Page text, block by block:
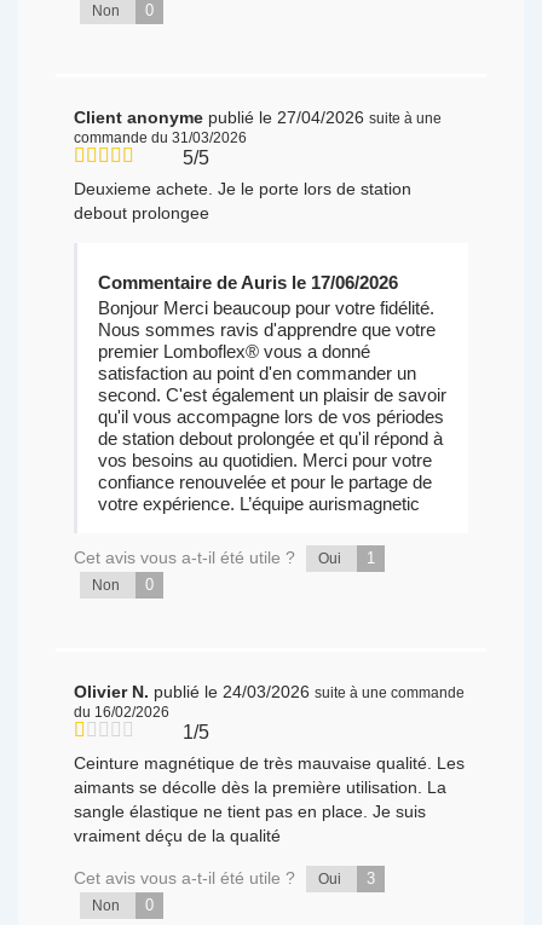
Non 0
Client anonyme publié le 27/04/2026 suite à une
commande du 31/03/2026
5/5
Deuxieme achete. Je le porte lors de station
debout prolongee
Commentaire de Auris le 17/06/2026
Bonjour Merci beaucoup pour votre fidélité.
Nous sommes ravis d'apprendre que votre
premier Lomboflex® vous a donné
satisfaction au point d'en commander un
second. C'est également un plaisir de savoir
qu'il vous accompagne lors de vos périodes
de station debout prolongée et qu'il répond à
vos besoins au quotidien. Merci pour votre
confiance renouvelée et pour le partage de
votre expérience. L’équipe aurismagnetic
Cet avis vous a-t-il été utile ? Oui 1
Non 0
Olivier N. publié le 24/03/2026 suite à une commande
du 16/02/2026
1/5
Ceinture magnétique de très mauvaise qualité. Les
aimants se décolle dès la première utilisation. La
sangle élastique ne tient pas en place. Je suis
vraiment déçu de la qualité
Cet avis vous a-t-il été utile ? Oui 3
Non 0